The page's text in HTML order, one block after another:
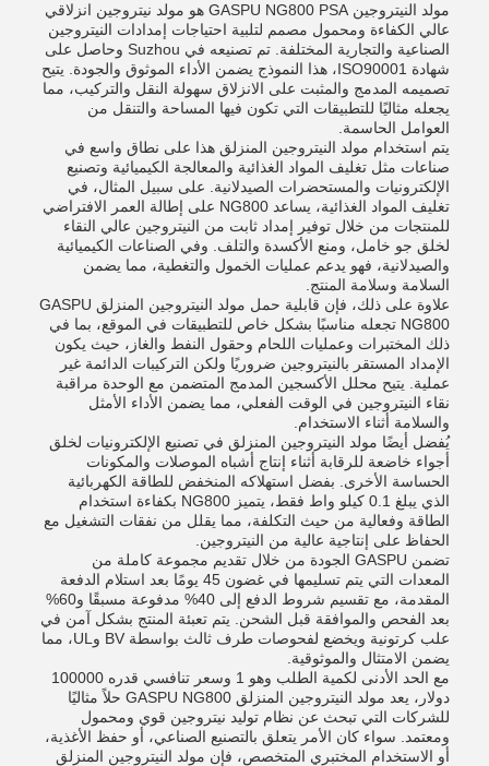
مولد النيتروجين GASPU NG800 PSA هو مولد نيتروجين انزلاقي
عالي الكفاءة ومحمول مصمم لتلبية احتياجات إمدادات النيتروجين
الصناعية والتجارية المختلفة. تم تصنيعه في Suzhou وحاصل على
شهادة ISO90001، هذا النموذج يضمن الأداء الموثوق والجودة. يتيح
تصميمه المدمج والمثبت على الانزلاق سهولة النقل والتركيب، مما
يجعله مثاليًا للتطبيقات التي تكون فيها المساحة والتنقل من
العوامل الحاسمة.
يتم استخدام مولد النيتروجين المنزلق هذا على نطاق واسع في
صناعات مثل تغليف المواد الغذائية والمعالجة الكيميائية وتصنيع
الإلكترونيات والمستحضرات الصيدلانية. على سبيل المثال، في
تغليف المواد الغذائية، يساعد NG800 على إطالة العمر الافتراضي
للمنتجات من خلال توفير إمداد ثابت من النيتروجين عالي النقاء
لخلق جو خامل، ومنع الأكسدة والتلف. وفي الصناعات الكيميائية
والصيدلانية، فهو يدعم عمليات الخمول والتغطية، مما يضمن
السلامة وسلامة المنتج.
علاوة على ذلك، فإن قابلية حمل مولد النيتروجين المنزلق GASPU
NG800 تجعله مناسبًا بشكل خاص للتطبيقات في الموقع، بما في
ذلك المختبرات وعمليات اللحام وحقول النفط والغاز، حيث يكون
الإمداد المستقر بالنيتروجين ضروريًا ولكن التركيبات الدائمة غير
عملية. يتيح محلل الأكسجين المدمج المتضمن مع الوحدة مراقبة
نقاء النيتروجين في الوقت الفعلي، مما يضمن الأداء الأمثل
والسلامة أثناء الاستخدام.
يُفضل أيضًا مولد النيتروجين المنزلق في تصنيع الإلكترونيات لخلق
أجواء خاضعة للرقابة أثناء إنتاج أشباه الموصلات والمكونات
الحساسة الأخرى. بفضل استهلاكه المنخفض للطاقة الكهربائية
الذي يبلغ 0.1 كيلو واط فقط، يتميز NG800 بكفاءة استخدام
الطاقة وفعالية من حيث التكلفة، مما يقلل من نفقات التشغيل مع
الحفاظ على إنتاجية عالية من النيتروجين.
تضمن GASPU الجودة من خلال تقديم مجموعة كاملة من
المعدات التي يتم تسليمها في غضون 45 يومًا بعد استلام الدفعة
المقدمة، مع تقسيم شروط الدفع إلى 40% مدفوعة مسبقًا و60%
بعد الفحص والموافقة قبل الشحن. يتم تعبئة المنتج بشكل آمن في
علب كرتونية ويخضع لفحوصات طرف ثالث بواسطة BV وUL، مما
يضمن الامتثال والموثوقية.
مع الحد الأدنى لكمية الطلب وهو 1 وسعر تنافسي قدره 100000
دولار، يعد مولد النيتروجين المنزلق GASPU NG800 حلاً مثاليًا
للشركات التي تبحث عن نظام توليد نيتروجين قوي ومحمول
ومعتمد. سواء كان الأمر يتعلق بالتصنيع الصناعي، أو حفظ الأغذية،
أو الاستخدام المختبري المتخصص، فإن مولد النيتروجين المنزلق